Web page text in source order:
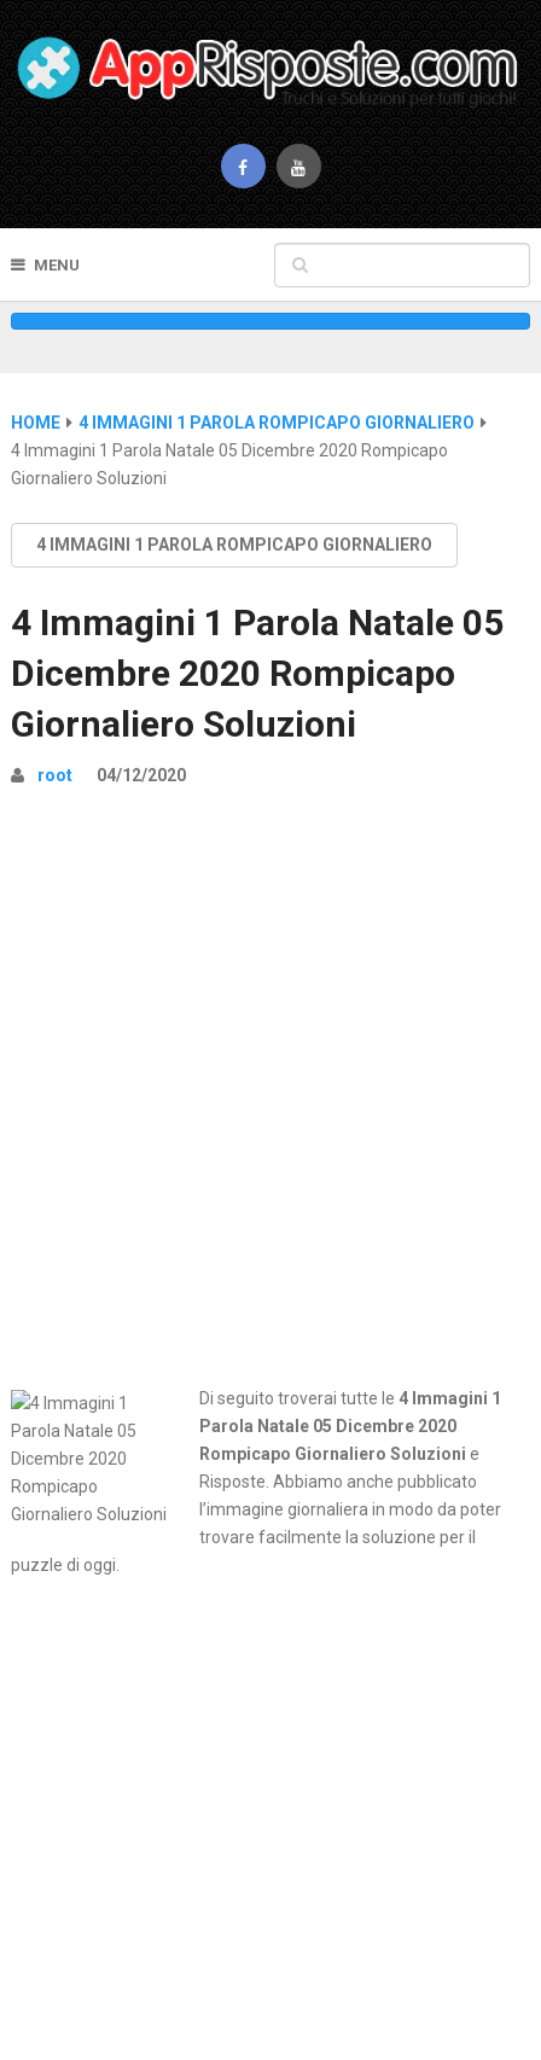
MENU
HOME
4 IMMAGINI 1 PAROLA ROMPICAPO GIORNALIERO
4 Immagini 1 Parola Natale 05 Dicembre 2020 Rompicapo
Giornaliero Soluzioni
4 IMMAGINI 1 PAROLA ROMPICAPO GIORNALIERO
4 Immagini 1 Parola Natale 05
Dicembre 2020 Rompicapo
Giornaliero Soluzioni
root 04/12/2020
Di seguito troverai tutte le 4 Immagini 1
Parola Natale 05 Dicembre 2020
Rompicapo Giornaliero Soluzioni e
Risposte. Abbiamo anche pubblicato
l’immagine giornaliera in modo da poter
trovare facilmente la soluzione per il
puzzle di oggi.